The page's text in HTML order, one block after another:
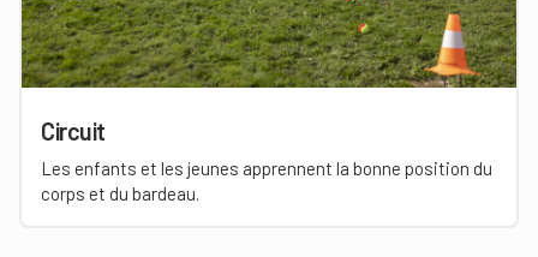
Circuit
Les enfants et les jeunes apprennent la bonne position du
corps et du bardeau.